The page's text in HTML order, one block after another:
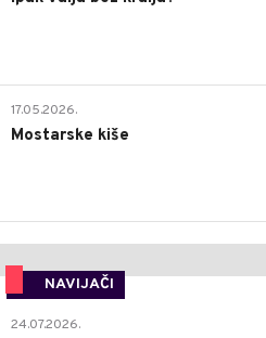
17.05.2026.
Mostarske kiše
NAVIJAČI
24.07.2026.